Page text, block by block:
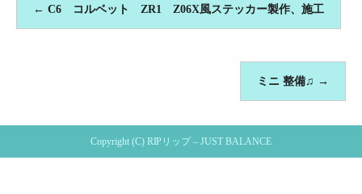
← C6 コルベット ZR1 Z06X風ステッカー製作、施工
ミニ 整備♫ →
Copyright (C) RIPリップ – JUST BALANCE